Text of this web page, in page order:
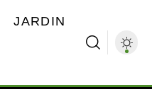
JARDIN